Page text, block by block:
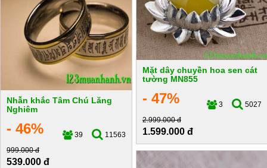
Mặt dây chuyền hoa sen cát
tường MN855
- 47% 3
5027
2.999.000 đ
1.599.000 đ
Nhẫn khắc Tâm Chú Lăng
Nghiêm
- 46% 39
11563
999.000 đ
539.000 đ